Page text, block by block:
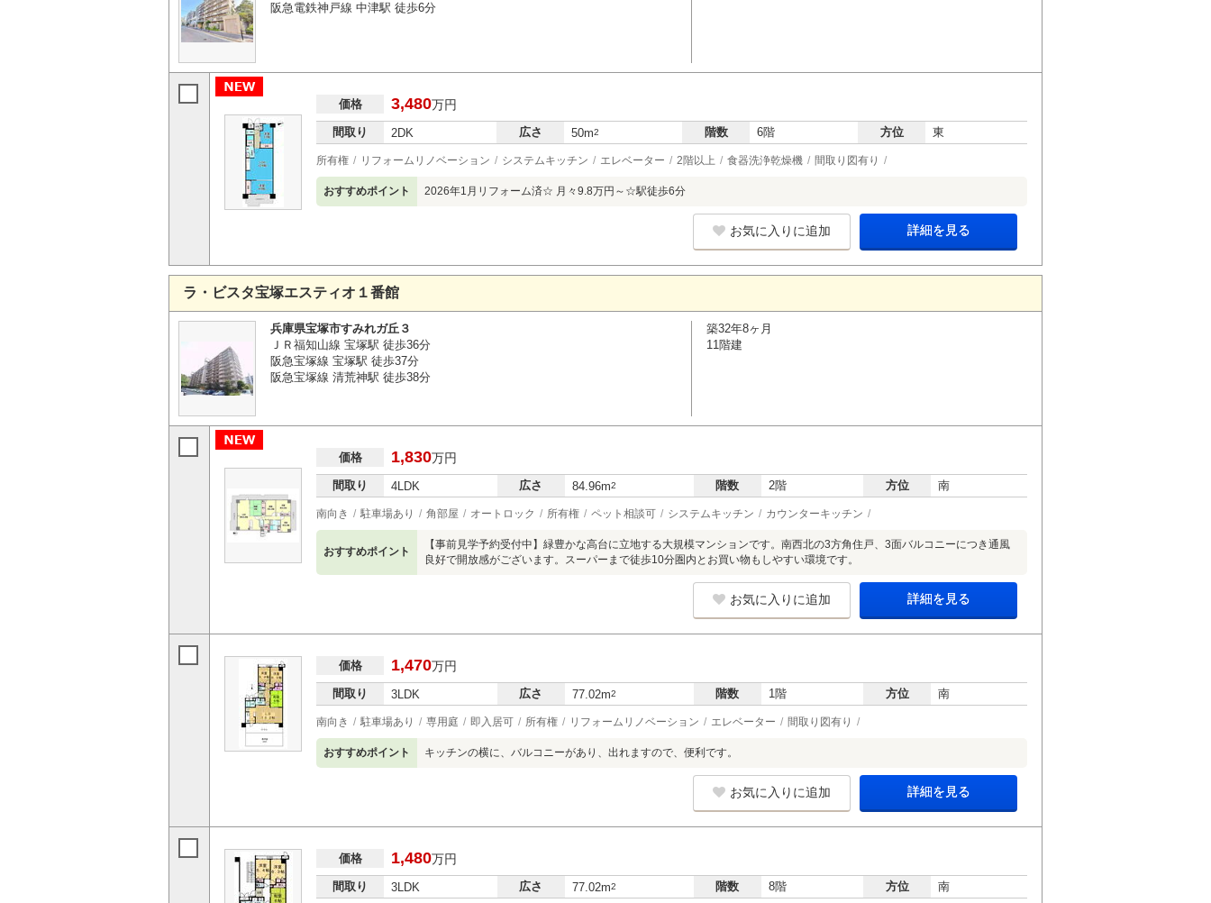
阪急電鉄神戸線 中津駅 徒歩6分
価格 3,480万円
間取り 2DK 広さ 50m2 階数 6階 方位 東
所有権 リフォームリノベーション システムキッチン エレベーター 2階以上 食器洗浄乾燥機 間取り図有り
おすすめポイント 2026年1月リフォーム済☆ 月々9.8万円～☆駅徒歩6分
お気に入りに追加 詳細を見る
ラ・ビスタ宝塚エスティオ１番館
兵庫県宝塚市すみれガ丘３
ＪＲ福知山線 宝塚駅 徒歩36分
阪急宝塚線 宝塚駅 徒歩37分
阪急宝塚線 清荒神駅 徒歩38分
築32年8ヶ月
11階建
価格 1,830万円
間取り 4LDK 広さ 84.96m2 階数 2階 方位 南
南向き 駐車場あり 角部屋 オートロック 所有権 ペット相談可 システムキッチン カウンターキッチン
おすすめポイント
【事前見学予約受付中】緑豊かな高台に立地する大規模マンションです。南西北の3方角住戸、3面バルコニーにつき通風
良好で開放感がございます。スーパーまで徒歩10分圏内とお買い物もしやすい環境です。
お気に入りに追加 詳細を見る
価格 1,470万円
間取り 3LDK 広さ 77.02m2 階数 1階 方位 南
南向き 駐車場あり 専用庭 即入居可 所有権 リフォームリノベーション エレベーター 間取り図有り
おすすめポイント キッチンの横に、バルコニーがあり、出れますので、便利です。
お気に入りに追加 詳細を見る
価格 1,480万円
間取り 3LDK 広さ 77.02m2 階数 8階 方位 南